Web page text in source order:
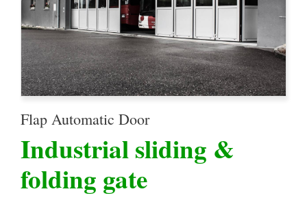
Flap Automatic Door
Industrial sliding &
folding gate